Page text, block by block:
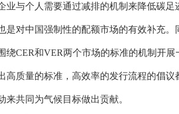
业与个人需要通过减排的机制来降低碳
是对中国强制性的配额市场的有效补充
绕CER和VER两个市场的标准的机制开
高质量的标准，高效率的发行流程的倡
来共同为气候目标做出贡献。